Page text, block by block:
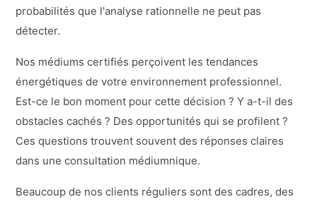
probabilités que l'analyse rationnelle ne peut pas
détecter.
Nos médiums certifiés perçoivent les tendances
énergétiques de votre environnement professionnel.
Est-ce le bon moment pour cette décision ? Y a-t-il des
obstacles cachés ? Des opportunités qui se profilent ?
Ces questions trouvent souvent des réponses claires
dans une consultation médiumnique.
Beaucoup de nos clients réguliers sont des cadres, des